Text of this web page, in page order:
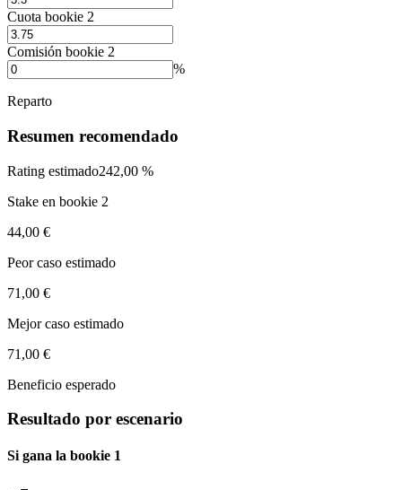
Cuota bookie 2
Comisión bookie 2
%
Reparto
Resumen recomendado
Rating estimado242,00 %
Stake en bookie 2
44,00 €
Peor caso estimado
71,00 €
Mejor caso estimado
71,00 €
Beneficio esperado
Resultado por escenario
Si gana la bookie 1